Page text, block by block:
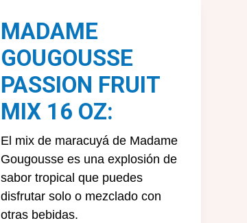
MADAME
GOUGOUSSE
PASSION FRUIT
MIX 16 OZ:
El mix de maracuyá de Madame
Gougousse es una explosión de
sabor tropical que puedes
disfrutar solo o mezclado con
otras bebidas.